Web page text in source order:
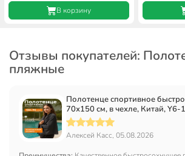
В корзину
Отзывы покупателей:
пляжные
Полотенце спортивное
70х150 см, в чехле, Китай, Y6-
Алексей Касс, 05.08.2026